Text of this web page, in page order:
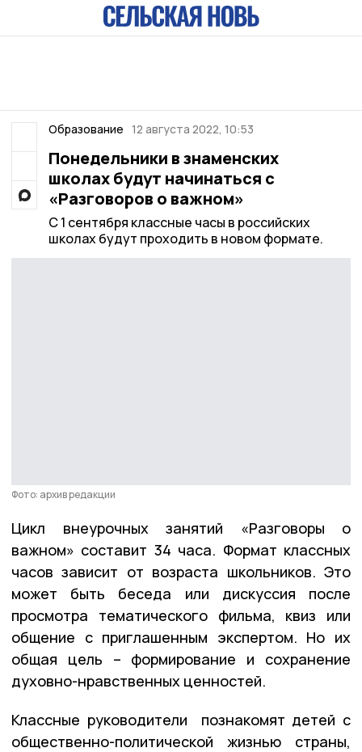
Образование 12 августа 2022, 10:53
Понедельники в знаменских
школах будут начинаться с
«Разговоров о важном»
С 1 сентября классные часы в российских
школах будут проходить в новом формате.
Фото: архив редакции
Цикл внеурочных занятий «Разговоры о
важном» составит 34 часа. Формат классных
часов зависит от возраста школьников. Это
может быть беседа или дискуссия после
просмотра тематического фильма, квиз или
общение с приглашенным экспертом. Но их
общая цель – формирование и сохранение
духовно-нравственных ценностей.
Классные руководители познакомят детей с
общественно-политической жизнью страны,